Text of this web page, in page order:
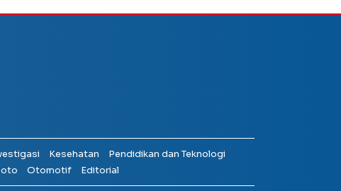
Kesehatan
Pendidikan dan Teknologi
Otomotif Editorial